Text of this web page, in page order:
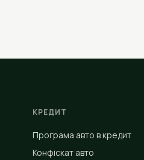
КРЕДИТ
Програма авто в кредит
Конфіскат авто